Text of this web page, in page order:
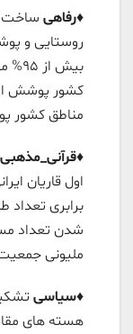
♦️رفاهی ساخت
مناطق کشور
♦️قرآنی_مذهبی
اول قاریان
برابری تعداد
شدن تعداد
ملیونی
♦️سیاسی
هسته های